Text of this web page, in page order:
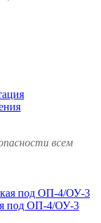
всем
под ОП-4/ОУ-3